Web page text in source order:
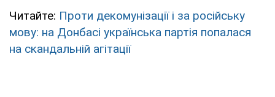
Читайте: Проти декомунізації і за російську
мову: на Донбасі українська партія попалася
на скандальній агітації